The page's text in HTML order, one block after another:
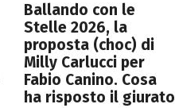
Ballando con le
Stelle 2026, la
proposta (choc) di
Milly Carlucci per
Fabio Canino. Cosa
ha risposto il giurato